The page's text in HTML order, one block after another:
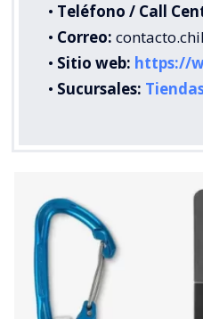
• Teléfono / Call
• Correo:
• Sitio web: https://
• Sucursales: